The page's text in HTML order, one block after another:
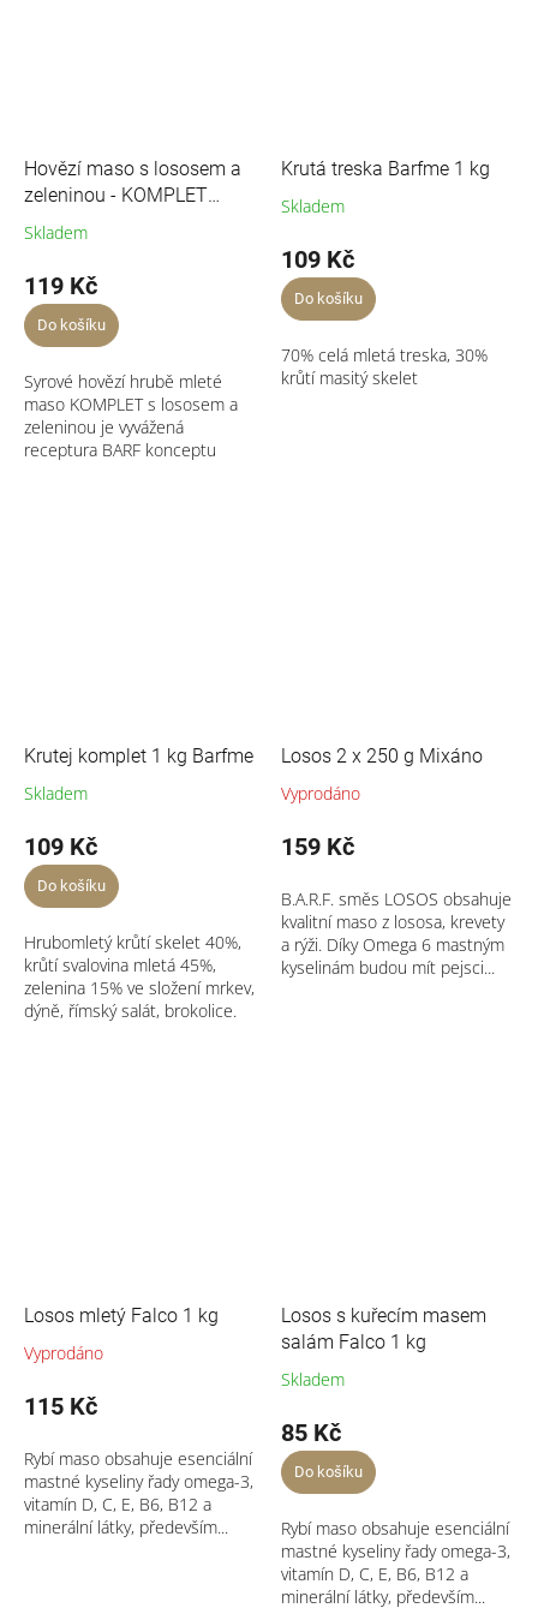
Hovězí maso s lososem a
zeleninou - KOMPLET
Baron 500g
Skladem
119 Kč
Do košíku
Syrové hovězí hrubě mleté
maso KOMPLET s lososem a
zeleninou je vyvážená
receptura BARF konceptu
Krutá treska Barfme 1 kg
Skladem
109 Kč
Do košíku
70% celá mletá treska, 30%
krůtí masitý skelet
Krutej komplet 1 kg Barfme
Skladem
109 Kč
Do košíku
Hrubomletý krůtí skelet 40%,
krůtí svalovina mletá 45%,
zelenina 15% ve složení mrkev,
dýně, římský salát, brokolice.
Losos 2 x 250 g Mixáno
Vyprodáno
159 Kč
B.A.R.F. směs LOSOS obsahuje
kvalitní maso z lososa, krevety
a rýži. Díky Omega 6 mastným
kyselinám budou mít pejsci...
Losos mletý Falco 1 kg
Vyprodáno
115 Kč
Rybí maso obsahuje esenciální
mastné kyseliny řady omega-3,
vitamín D, C, E, B6, B12 a
minerální látky, především...
Losos s kuřecím masem
salám Falco 1 kg
Skladem
85 Kč
Do košíku
Rybí maso obsahuje esenciální
mastné kyseliny řady omega-3,
vitamín D, C, E, B6, B12 a
minerální látky, především...